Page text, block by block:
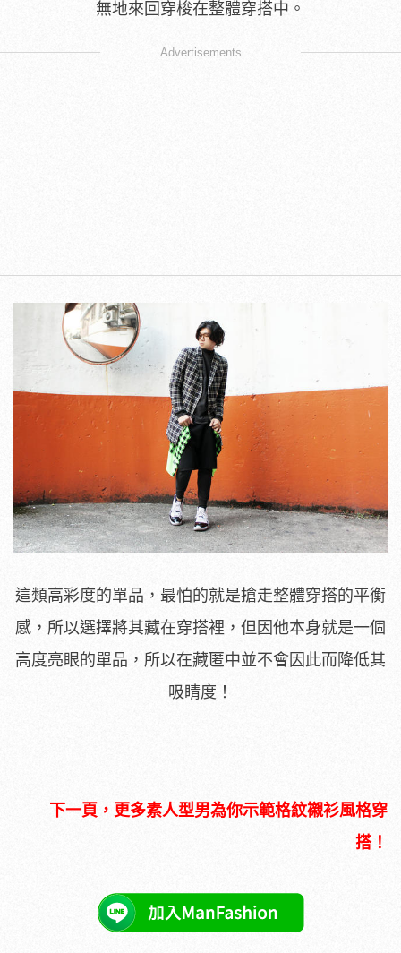
無地來回穿梭在整體穿搭中。
Advertisements
這類高彩度的單品，最怕的就是搶走整體穿搭的平衡
感，所以選擇將其藏在穿搭裡，但因他本身就是一個
高度亮眼的單品，所以在藏匿中並不會因此而降低其
吸睛度！
下一頁，更多素人型男為你示範格紋襯衫風格穿
搭！